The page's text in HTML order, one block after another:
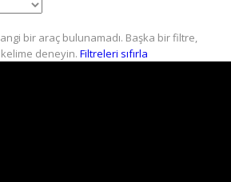
bir araç bulunamadı. Başka bir filtre,
deneyin. Filtreleri sıfırla